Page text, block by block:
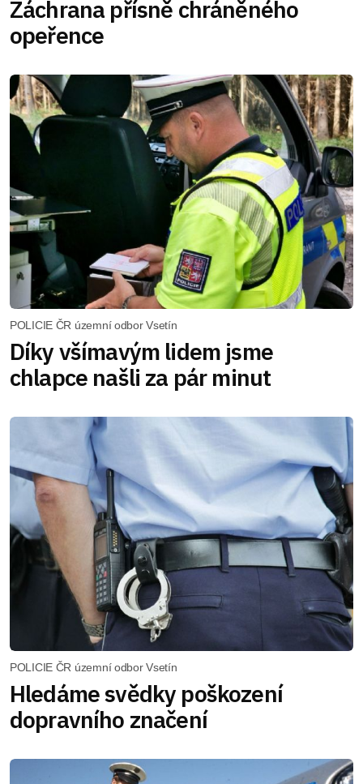
Záchrana přísně chráněného
opeřence
POLICIE ČR územní odbor Vsetín
Díky všímavým lidem jsme
chlapce našli za pár minut
POLICIE ČR územní odbor Vsetín
Hledáme svědky poškození
dopravního značení